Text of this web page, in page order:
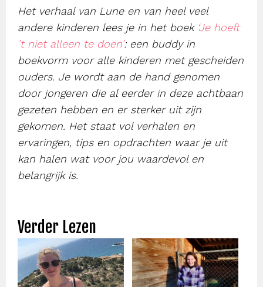
Het verhaal van Lune en van heel veel
andere kinderen lees je in het boek ‘Je hoeft
’t niet alleen te doen’: een buddy in
boekvorm voor alle kinderen met gescheiden
ouders. Je wordt aan de hand genomen
door jongeren die al eerder in deze achtbaan
gezeten hebben en er sterker uit zijn
gekomen. Het staat vol verhalen en
ervaringen, tips en opdrachten waar je uit
kan halen wat voor jou waardevol en
belangrijk is.
Verder Lezen